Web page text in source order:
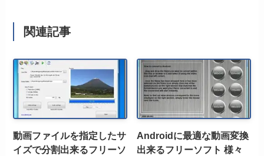
関連記事
動画ファイルを指定したサ
イズで分割出来るフリーソ
Androidに最適な動画変換
出来るフリーソフト 様々